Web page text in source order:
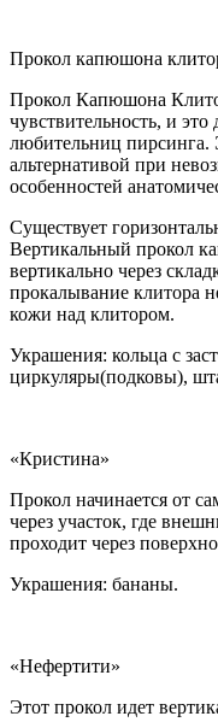
Прокол капюшона
Прокол Капюшона
чувствительность, и
любительниц пирсинга.
альтернативой при
особенностей
Существует
Вертикальный прокол
вертикально через
прокалывание клитора
кожи над клитором.
Украшения: кольца с
циркуляры(подковы),
«Кристина»
Прокол начинается от
через участок, где
проходит через
Украшения: бананы.
«Нефертити»
Этот прокол идет